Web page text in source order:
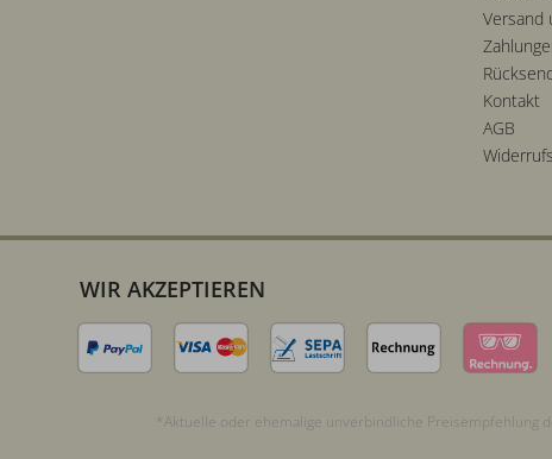
Versand
Kontakt
AGB
WIR AKZEPTIEREN
*Aktuelle oder ehemalige unverbindliche Preisempfehlung